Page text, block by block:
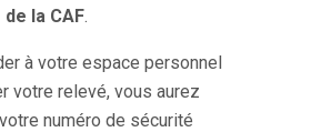
de la CAF.
à votre espace personnel
votre relevé, vous aurez
numéro de sécurité